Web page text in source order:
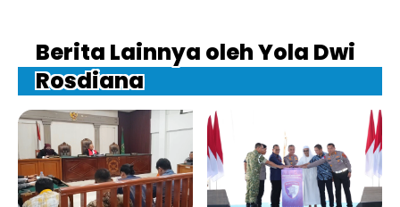
Berita Lainnya oleh Yola Dwi
Rosdiana